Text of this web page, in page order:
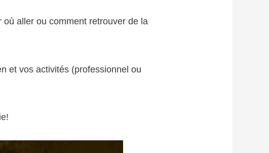
aller ou comment retrouver de la
et vos activités (professionnel ou